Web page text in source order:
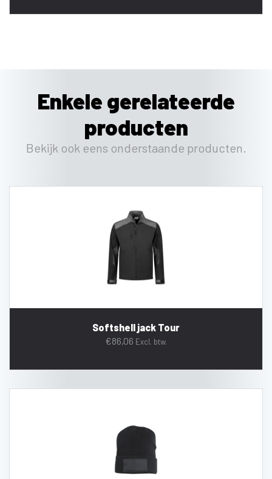
Enkele gerelateerde
producten
Bekijk ook eens onderstaande producten.
Softshell jack Tour
€86,06 Excl. btw.